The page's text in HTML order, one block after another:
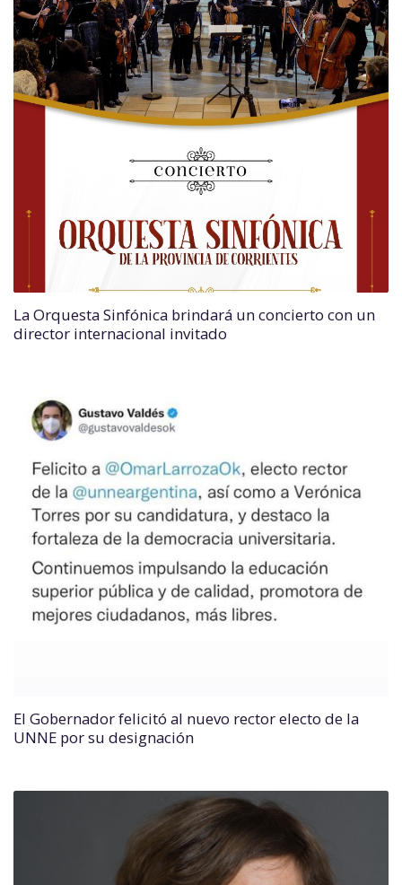
La Orquesta Sinfónica brindará un concierto con un
director internacional invitado
El Gobernador felicitó al nuevo rector electo de la
UNNE por su designación